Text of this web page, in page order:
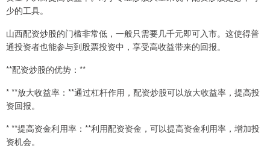
少的工具。
山西配资炒股的门槛非常低，一般只需要几千元即可入市。这使得普
通投资者也能参与到股票投资中，享受高收益带来的回报。
**配资炒股的优势：**
* **放大收益率：**通过杠杆作用，配资炒股可以放大收益率，提高投
资回报。
* **提高资金利用率：**利用配资资金，可以提高资金利用率，增加投
资机会。